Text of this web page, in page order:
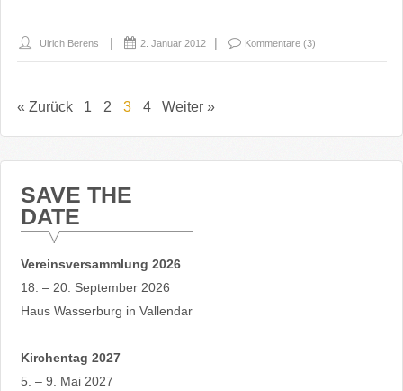
Ulrich Berens 2. Januar 2012 Kommentare (3)
« Zurück 1 2 3 4 Weiter »
SAVE THE
DATE
Vereinsversammlung 2026
18. – 20. September 2026
Haus Wasserburg in Vallendar
Kirchentag 2027
5. – 9. Mai 2027